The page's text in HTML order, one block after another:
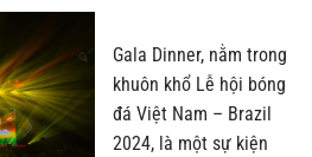
Gala Dinner, nằm trong
khuôn khổ Lễ hội bóng
đá Việt Nam – Brazil
2024, là một sự kiện